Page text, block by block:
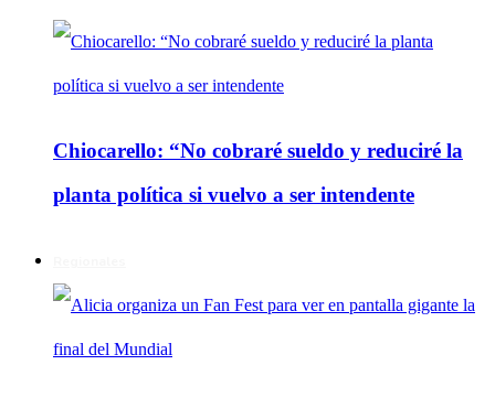
Chiocarello: “No cobraré sueldo y reduciré la
planta política si vuelvo a ser intendente